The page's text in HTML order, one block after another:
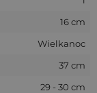
16 cm
Wielkanoc
37 cm
29 - 30 cm